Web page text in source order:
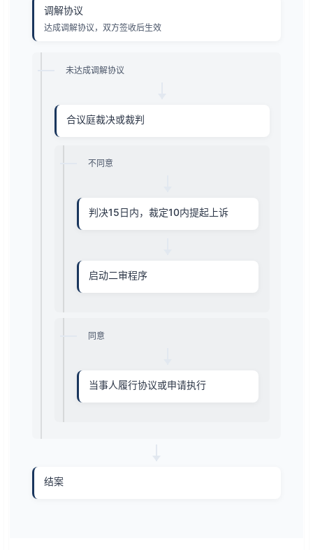
调解协议
达成调解协议，双方签收后生效
未达成调解协议
合议庭裁决或裁判
不同意
判决15日内，裁定10内提起上诉
启动二审程序
同意
当事人履行协议或申请执行
结案